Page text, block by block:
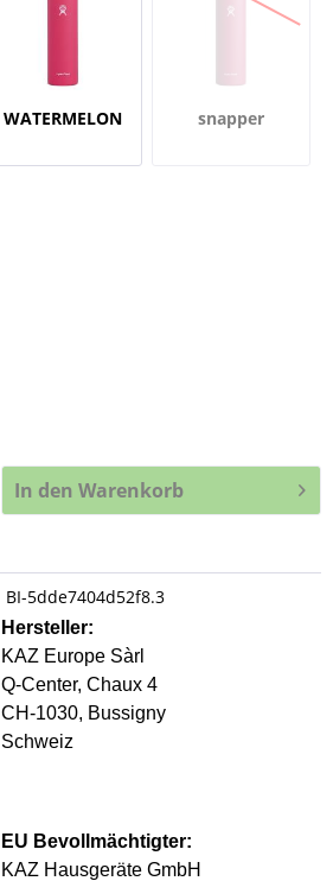
WATERMELON snapper
In den Warenkorb
BI-5dde7404d52f8.3
Hersteller:
KAZ Europe Sàrl
Q-Center, Chaux 4
CH-1030, Bussigny
Schweiz
EU Bevollmächtigter:
KAZ Hausgeräte GmbH